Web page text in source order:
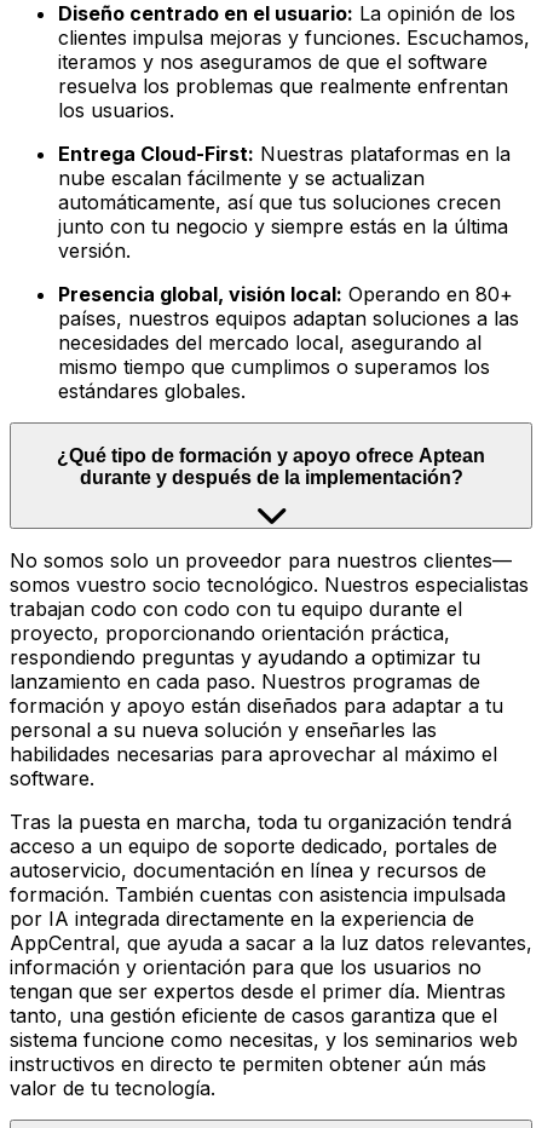
Diseño centrado en el usuario: La opinión de los
clientes impulsa mejoras y funciones. Escuchamos,
iteramos y nos aseguramos de que el software
resuelva los problemas que realmente enfrentan
los usuarios.
Entrega Cloud-First: Nuestras plataformas en la
nube escalan fácilmente y se actualizan
automáticamente, así que tus soluciones crecen
junto con tu negocio y siempre estás en la última
versión.
Presencia global, visión local: Operando en 80+
países, nuestros equipos adaptan soluciones a las
necesidades del mercado local, asegurando al
mismo tiempo que cumplimos o superamos los
estándares globales.
¿Qué tipo de formación y apoyo ofrece Aptean
durante y después de la implementación?
No somos solo un proveedor para nuestros clientes—
somos vuestro socio tecnológico. Nuestros especialistas
trabajan codo con codo con tu equipo durante el
proyecto, proporcionando orientación práctica,
respondiendo preguntas y ayudando a optimizar tu
lanzamiento en cada paso. Nuestros programas de
formación y apoyo están diseñados para adaptar a tu
personal a su nueva solución y enseñarles las
habilidades necesarias para aprovechar al máximo el
software.
Tras la puesta en marcha, toda tu organización tendrá
acceso a un equipo de soporte dedicado, portales de
autoservicio, documentación en línea y recursos de
formación. También cuentas con asistencia impulsada
por IA integrada directamente en la experiencia de
AppCentral, que ayuda a sacar a la luz datos relevantes,
información y orientación para que los usuarios no
tengan que ser expertos desde el primer día. Mientras
tanto, una gestión eficiente de casos garantiza que el
sistema funcione como necesitas, y los seminarios web
instructivos en directo te permiten obtener aún más
valor de tu tecnología.